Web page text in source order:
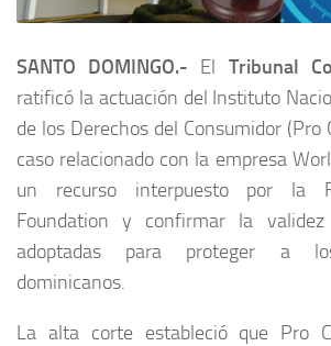
SANTO DOMINGO.- El Tribunal
ratificó la actuación del Instituto
de los Derechos del Consumidor (Pro
caso relacionado con la empresa
un recurso interpuesto por la
Foundation y confirmar la
adoptadas para proteger a
dominicanos.
La alta corte estableció que Pro